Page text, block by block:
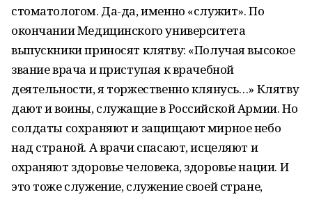
стоматологом. Да-да, именно «служит». По
окончании Медицинского университета
выпускники приносят клятву: «Получая высокое
звание врача и приступая к врачебной
деятельности, я торжественно клянусь…» Клятву
дают и воины, служащие в Российской Армии. Но
солдаты сохраняют и защищают мирное небо
над страной. А врачи спасают, исцеляют и
охраняют здоровье человека, здоровье нации. И
это тоже служение, служение своей стране,